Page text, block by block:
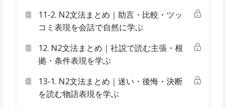
11-2. N2文法まとめ｜助言・比較・ツッ
コミ表現を会話で自然に学ぶ
12. N2文法まとめ｜社説で読む主張・根
拠・条件表現を学ぶ
13-1. N2文法まとめ｜迷い・後悔・決断
を読む物語表現を学ぶ